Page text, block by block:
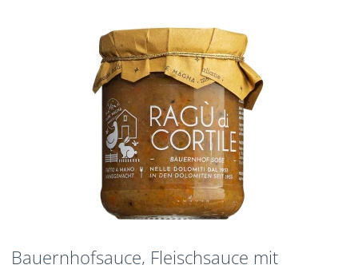
Bauernhofsauce, Fleischsauce mit